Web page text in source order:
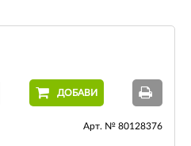
ДОБАВИ
Арт. № 80128376